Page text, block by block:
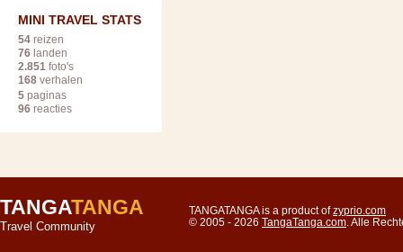
MINI TRAVEL STATS
54 reizen
76 landen
2.851 foto's
168 verhalen
5 paginas
96 reacties
TANGATANGA
Travel Community
TANGATANGA is a product ofzyprio.com
© 2005 - 2026 TangaTanga.com . Alle